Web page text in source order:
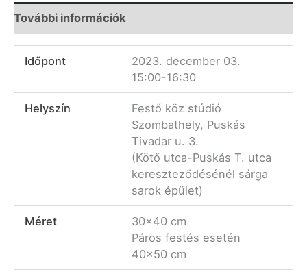
További információk
Időpont
2023. december 03.
15:00-16:30
Helyszín
Festő köz stúdió
Szombathely, Puskás
Tivadar u. 3.
(Kötő utca-Puskás T. utca
kereszteződésénél sárga
sarok épület)
Méret
30×40 cm
Páros festés esetén
40×50 cm